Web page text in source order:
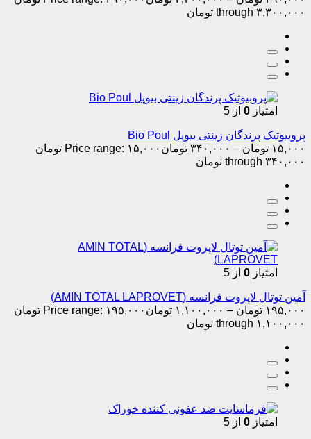
through ۳,۳۰۰,۰۰۰ تومان
امتیاز 0 از 5
پروبیوتیک پرندگان زینتی بیوپل Bio Poul
۱۵,۰۰۰ تومان – ۳۴۰,۰۰۰ تومان
Price range: ۱۵,۰۰۰ تومان
through ۳۴۰,۰۰۰ تومان
امتیاز 0 از 5
آمین توتال لاپروت فرانسه (AMIN TOTAL LAPROVET)
۱۹۵,۰۰۰ تومان – ۱,۱۰۰,۰۰۰ تومان
Price range: ۱۹۵,۰۰۰ تومان
through ۱,۱۰۰,۰۰۰ تومان
امتیاز 0 از 5